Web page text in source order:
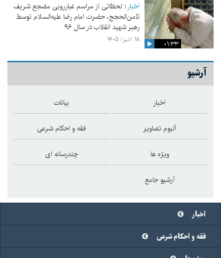
۰۱:۳۳
اخبار لحظاتی از مراسم غبارروبی مضجع شریف
ثامن‌الحجج، حضرت امام رضا علیه‌السلام توسط
رهبر شهید انقلاب در سال ۹۶
۱۸ /تیر/ ۱۴۰۵
آرشیو
اخبار بیانات
آلبوم تصاویر فقه و احکام شرعی
ویژه ها چندرسانه ای
آرشیو جامع
اخبار
فقه و احکام شرعی